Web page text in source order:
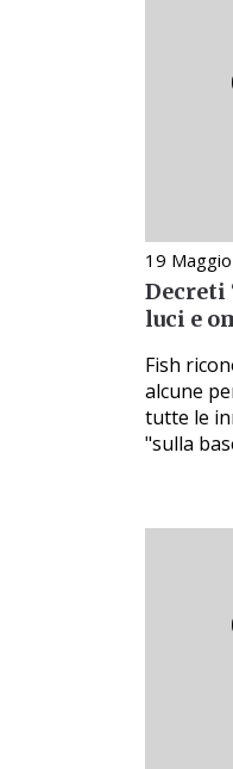
19
Decreti
luci e
Fish
alcune
tutte le
"sulla